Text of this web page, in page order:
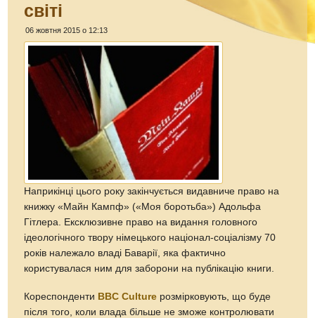
світі
06 жовтня 2015 о 12:13
Наприкінці цього року закінчується видавниче право на
книжку «Майн Кампф» («Моя боротьба») Адольфа
Гітлера. Ексклюзивне право на видання головного
ідеологічного твору німецького націонал-соціалізму 70
років належало владі Баварії, яка фактично
користувалася ним для заборони на публікацію книги.
Кореспонденти BBC Culture розмірковують, що буде
після того, коли влада більше не зможе контролювати